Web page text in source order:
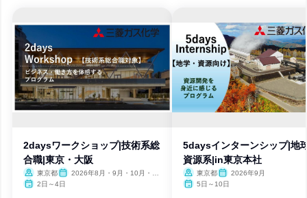
2daysワークショップ|技術系総
合職|東京・大阪
東京都
2026年8月・9月・10月・11
月・12月
2日～4日
5daysインターンシップ|地
資源系|in東京本社
東京都
2026年9月
5日～10日